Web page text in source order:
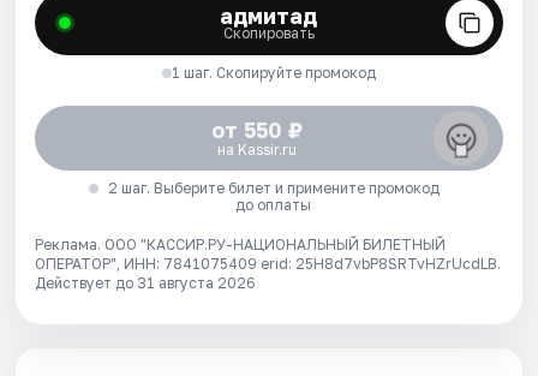
адмитад
Скопировать
1 шаг. Скопируйте промокод
от 550 ₽
на Kassir.ru
2 шаг. Выберите билет и примените промокод
до оплаты
Реклама. ООО "КАССИР.РУ-НАЦИОНАЛЬНЫЙ БИЛЕТНЫЙ
ОПЕРАТОР", ИНН: 7841075409 erid: 25H8d7vbP8SRTvHZrUcdLB.
Действует до 31 августа 2026